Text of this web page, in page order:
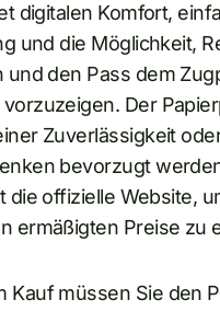
digitalen Komfort,
und die Möglichkeit,
und den Pass dem
vorzuzeigen. Der
Zuverlässigkeit
bevorzugt
die offizielle Website,
ermäßigten Preise zu
Kauf müssen Sie den